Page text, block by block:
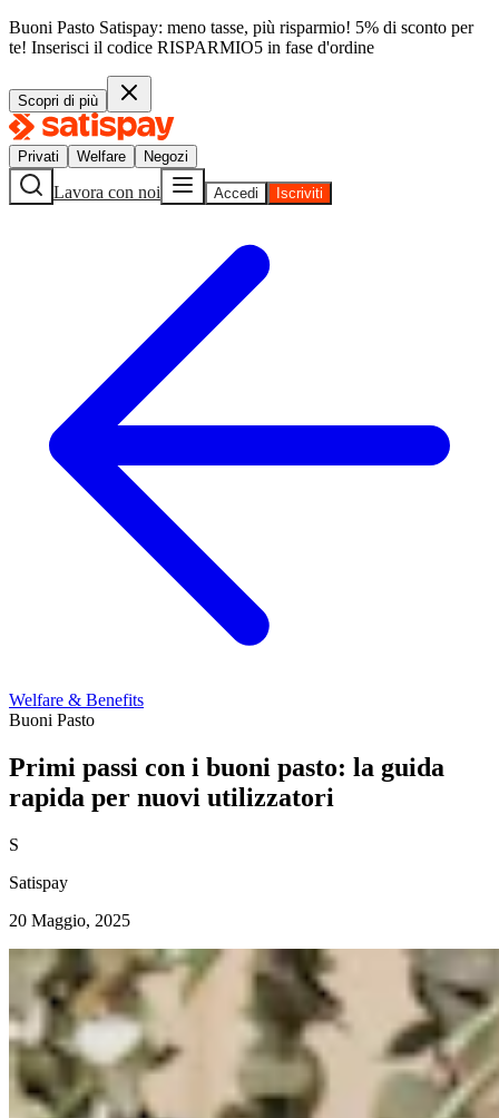
Buoni Pasto Satispay: meno tasse, più risparmio! 5% di sconto per
te! Inserisci il codice RISPARMIO5 in fase d'ordine
Scopri di più
Privati Welfare Negozi
Lavora con noi Accedi Iscriviti
Welfare & Benefits
Buoni Pasto
Primi passi con i buoni pasto: la guida
rapida per nuovi utilizzatori
S
Satispay
20 Maggio, 2025